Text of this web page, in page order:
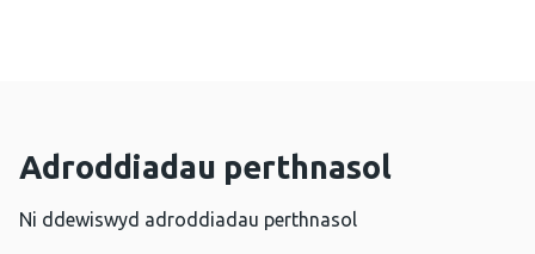
Adroddiadau perthnasol
Ni ddewiswyd adroddiadau perthnasol